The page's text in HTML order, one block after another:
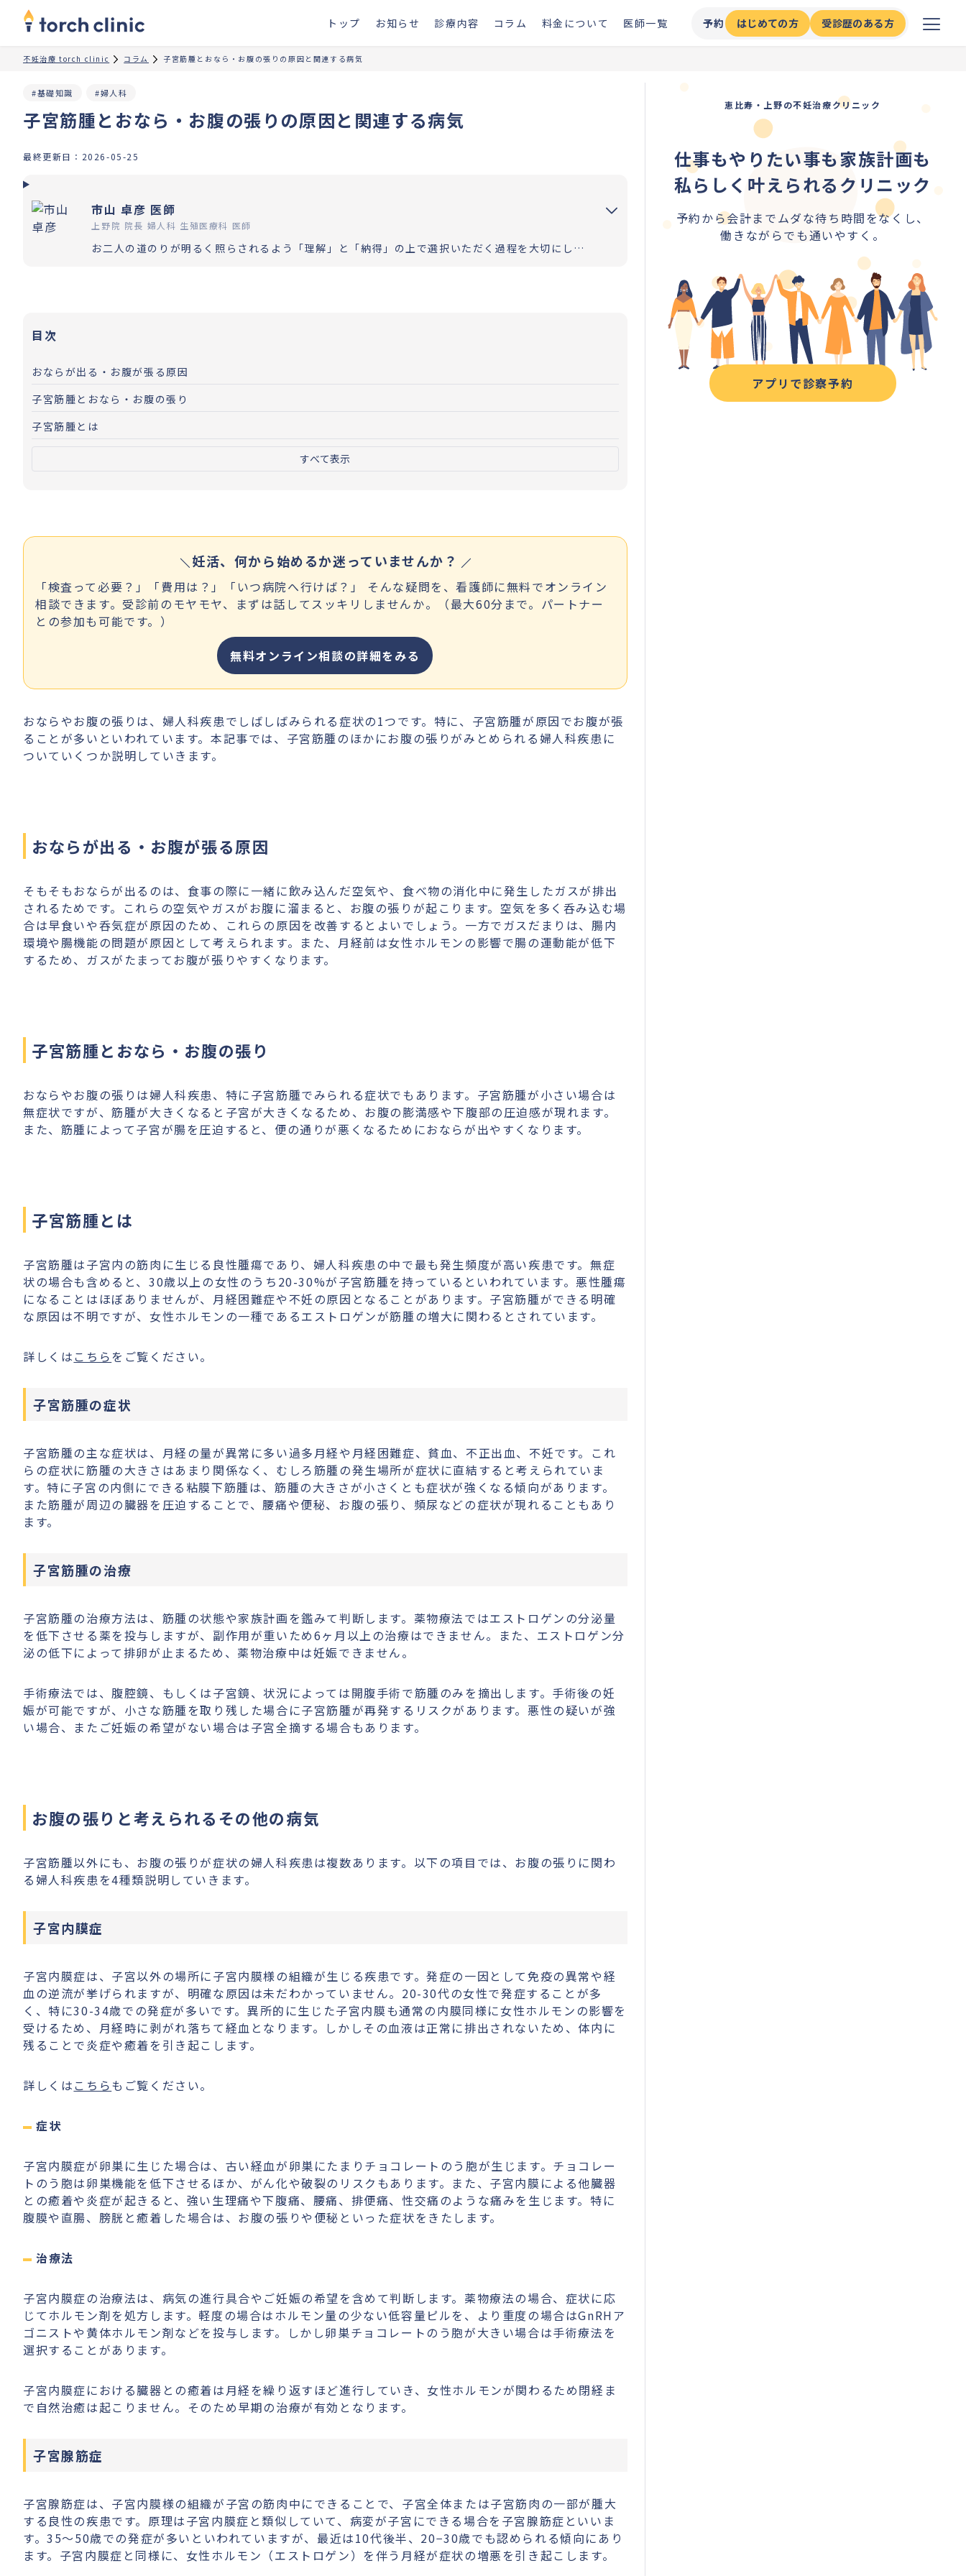
トップ お知らせ 診療内容 コラム 料金について 医師一覧 予約 はじめての方 受診歴のある方
不妊治療 torch clinic コラム 子宮筋腫とおなら・お腹の張りの原因と関連する病気
子宮筋腫とおなら・お腹の張りの原因と関連する病気
#基礎知識 #婦人科
最終更新日： 2026-05-25
市山 卓彦 医師
上野院 院長 婦人科 生殖医療科 医師
お二人の道のりが明るく照らされるよう「理解」と「納得」の上で選択いただく過程を大切にしています。エビデンスに基づいた高水準の医療提供により「幸せな家族計画の実現」をお手伝いさせていただきます。
目次
おならが出る・お腹が張る原因
子宮筋腫とおなら・お腹の張り
子宮筋腫とは
すべて表示
妊活、何から始めるか迷っていませんか？
「検査って必要？」「費用は？」「いつ病院へ行けば？」 そんな疑問を、看護師に無料でオンライン
相談できます。受診前のモヤモヤ、まずは話してスッキリしませんか。（最大60分まで。パートナー
との参加も可能です。）
無料オンライン相談の詳細をみる
おならやお腹の張りは、婦人科疾患でしばしばみられる症状の1つです。特に、子宮筋腫が原因でお腹が張
ることが多いといわれています。本記事では、子宮筋腫のほかにお腹の張りがみとめられる婦人科疾患に
ついていくつか説明していきます。
おならが出る・お腹が張る原因
そもそもおならが出るのは、食事の際に一緒に飲み込んだ空気や、食べ物の消化中に発生したガスが排出
されるためです。これらの空気やガスがお腹に溜まると、お腹の張りが起こります。空気を多く呑み込む場
合は早食いや呑気症が原因のため、これらの原因を改善するとよいでしょう。一方でガスだまりは、腸内
環境や腸機能の問題が原因として考えられます。また、月経前は女性ホルモンの影響で腸の運動能が低下
するため、ガスがたまってお腹が張りやすくなります。
子宮筋腫とおなら・お腹の張り
おならやお腹の張りは婦人科疾患、特に子宮筋腫でみられる症状でもあります。子宮筋腫が小さい場合は
無症状ですが、筋腫が大きくなると子宮が大きくなるため、お腹の膨満感や下腹部の圧迫感が現れます。
また、筋腫によって子宮が腸を圧迫すると、便の通りが悪くなるためにおならが出やすくなります。
子宮筋腫とは
子宮筋腫は子宮内の筋肉に生じる良性腫瘍であり、婦人科疾患の中で最も発生頻度が高い疾患です。無症
状の場合も含めると、30歳以上の女性のうち20-30%が子宮筋腫を持っているといわれています。悪性腫瘍
になることはほぼありませんが、月経困難症や不妊の原因となることがあります。子宮筋腫ができる明確
な原因は不明ですが、女性ホルモンの一種であるエストロゲンが筋腫の増大に関わるとされています。
詳しくは こちらをご覧ください。
子宮筋腫の症状
子宮筋腫の主な症状は、月経の量が異常に多い過多月経や月経困難症、貧血、不正出血、不妊です。これ
らの症状に筋腫の大きさはあまり関係なく、むしろ筋腫の発生場所が症状に直結すると考えられていま
す。特に子宮の内側にできる粘膜下筋腫は、筋腫の大きさが小さくとも症状が強くなる傾向があります。
また筋腫が周辺の臓器を圧迫することで、腰痛や便秘、お腹の張り、頻尿などの症状が現れることもあり
ます。
子宮筋腫の治療
子宮筋腫の治療方法は、筋腫の状態や家族計画を鑑みて判断します。薬物療法ではエストロゲンの分泌量
を低下させる薬を投与しますが、副作用が重いため6ヶ月以上の治療はできません。また、エストロゲン分
泌の低下によって排卵が止まるため、薬物治療中は妊娠できません。
手術療法では、腹腔鏡、もしくは子宮鏡、状況によっては開腹手術で筋腫のみを摘出します。手術後の妊
娠が可能ですが、小さな筋腫を取り残した場合に子宮筋腫が再発するリスクがあります。悪性の疑いが強
い場合、またご妊娠の希望がない場合は子宮全摘する場合もあります。
お腹の張りと考えられるその他の病気
子宮筋腫以外にも、お腹の張りが症状の婦人科疾患は複数あります。以下の項目では、お腹の張りに関わ
る婦人科疾患を4種類説明していきます。
子宮内膜症
子宮内膜症は、子宮以外の場所に子宮内膜様の組織が生じる疾患です。発症の一因として免疫の異常や経
血の逆流が挙げられますが、明確な原因は未だわかっていません。20-30代の女性で発症することが多
く、特に30-34歳での発症が多いです。異所的に生じた子宮内膜も通常の内膜同様に女性ホルモンの影響を
受けるため、月経時に剥がれ落ちて経血となります。しかしその血液は正常に排出されないため、体内に
残ることで炎症や癒着を引き起こします。
詳しくは こちらもご覧ください。
症状
子宮内膜症が卵巣に生じた場合は、古い経血が卵巣にたまりチョコレートのう胞が生じます。チョコレー
トのう胞は卵巣機能を低下させるほか、がん化や破裂のリスクもあります。また、子宮内膜による他臓器
との癒着や炎症が起きると、強い生理痛や下腹痛、腰痛、排便痛、性交痛のような痛みを生じます。特に
腹膜や直腸、膀胱と癒着した場合は、お腹の張りや便秘といった症状をきたします。
治療法
子宮内膜症の治療法は、病気の進行具合やご妊娠の希望を含めて判断します。薬物療法の場合、症状に応
じてホルモン剤を処方します。軽度の場合はホルモン量の少ない低容量ピルを、より重度の場合はGnRHア
ゴニストや黄体ホルモン剤などを投与します。しかし卵巣チョコレートのう胞が大きい場合は手術療法を
選択することがあります。
子宮内膜症における臓器との癒着は月経を繰り返すほど進行していき、女性ホルモンが関わるため閉経ま
で自然治癒は起こりません。そのため早期の治療が有効となります。
子宮腺筋症
子宮腺筋症は、子宮内膜様の組織が子宮の筋肉中にできることで、子宮全体または子宮筋肉の一部が腫大
する良性の疾患です。原理は子宮内膜症と類似していて、病変が子宮にできる場合を子宮腺筋症といいま
す。35〜50歳での発症が多いといわれていますが、最近は10代後半、20−30歳でも認められる傾向にあり
ます。子宮内膜症と同様に、女性ホルモン（エストロゲン）を伴う月経が症状の増悪を引き起こします。
恵比寿・上野の不妊治療クリニック
仕事もやりたい事も家族計画も
私らしく叶えられるクリニック
予約から会計までムダな待ち時間をなくし、
働きながらでも通いやすく。
アプリで診察予約